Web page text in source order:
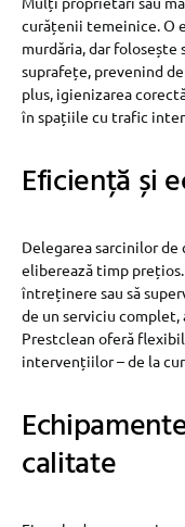
curățenii temeinice. O
murdăria, dar
suprafețe, prevenind
plus, igienizarea
în spațiile cu trafic
Eficiență și
Delegarea sarcinilor
eliberează timp
întreținere sau să
de un serviciu
Prestclean oferă
intervențiilor – de la
calitate